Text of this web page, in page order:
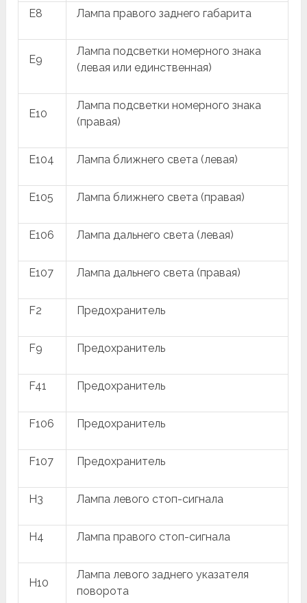
E8 Лампа правого заднего габарита
E9
Лампа подсветки номерного знака
(левая или единственная)
E10
Лампа подсветки номерного знака
(правая)
E104 Лампа ближнего света (левая)
E105 Лампа ближнего света (правая)
E106 Лампа дальнего света (левая)
E107 Лампа дальнего света (правая)
F2 Предохранитель
F9 Предохранитель
F41 Предохранитель
F106 Предохранитель
F107 Предохранитель
H3 Лампа левого стоп-сигнала
H4 Лампа правого стоп-сигнала
H10
Лампа левого заднего указателя
поворота